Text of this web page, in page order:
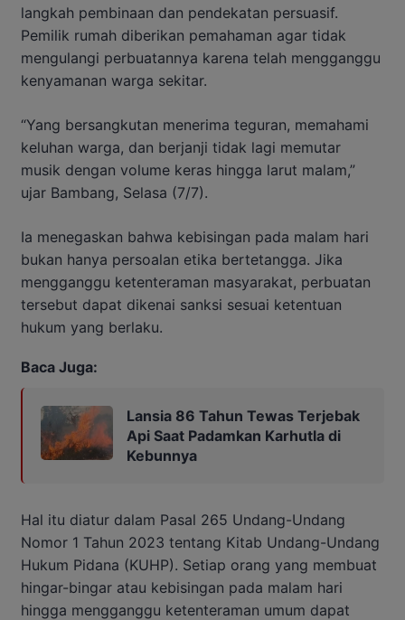
langkah pembinaan dan pendekatan persuasif.
Pemilik rumah diberikan pemahaman agar tidak
mengulangi perbuatannya karena telah mengganggu
kenyamanan warga sekitar.
“Yang bersangkutan menerima teguran, memahami
keluhan warga, dan berjanji tidak lagi memutar
musik dengan volume keras hingga larut malam,”
ujar Bambang, Selasa (7/7).
Ia menegaskan bahwa kebisingan pada malam hari
bukan hanya persoalan etika bertetangga. Jika
mengganggu ketenteraman masyarakat, perbuatan
tersebut dapat dikenai sanksi sesuai ketentuan
hukum yang berlaku.
Baca Juga:
Lansia 86 Tahun Tewas Terjebak
Api Saat Padamkan Karhutla di
Kebunnya
Hal itu diatur dalam Pasal 265 Undang-Undang
Nomor 1 Tahun 2023 tentang Kitab Undang-Undang
Hukum Pidana (KUHP). Setiap orang yang membuat
hingar-bingar atau kebisingan pada malam hari
hingga mengganggu ketenteraman umum dapat